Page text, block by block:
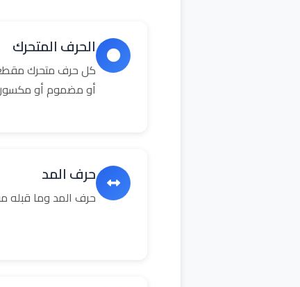
الحرف المتحرك
كل حرف متحرك
أو مضموم أو مكسور
حرف المد
حرف المد وما